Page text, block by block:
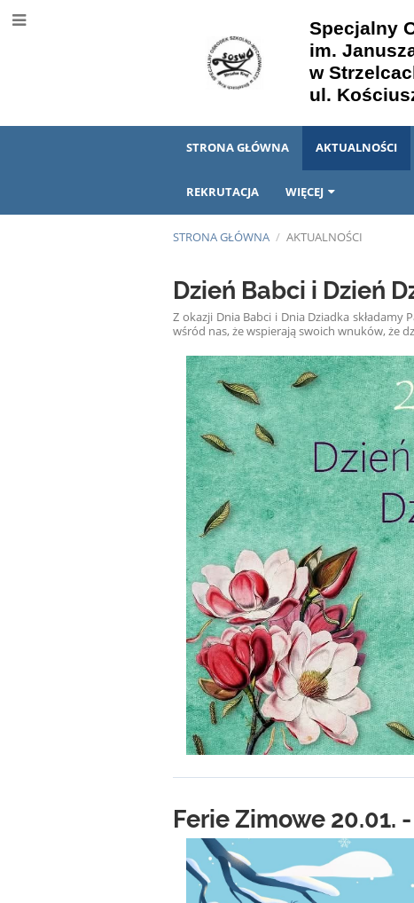
Specjalny
im.
w
ul.
STRONA GŁÓWNA AKTUALNOŚCI
REKRUTACJA WIĘCEJ
STRONA GŁÓWNA / AKTUALNOŚCI
Aktualności
Dzień Babci i Dzień
Z okazji Dnia Babci i Dnia Dziadka składamy
wśród nas, że wspierają swoich wnuków, że
Ferie Zimowe 20.01.